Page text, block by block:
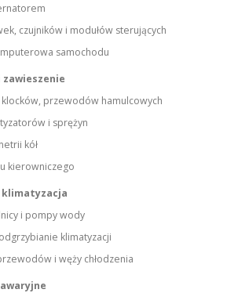
czujników i modułów sterujących
samochodu
zawieszenie
klocków, przewodów hamulcowych
i sprężyn
kół
kierowniczego
klimatyzacja
i pompy wody
klimatyzacji
i węży chłodzenia